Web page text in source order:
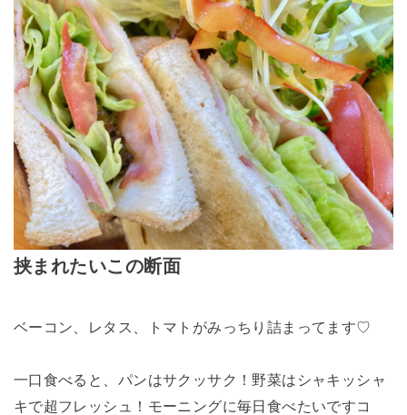
挟まれたいこの断面
ベーコン、レタス、トマトがみっちり詰まってます♡
一口食べると、パンはサクッサク！野菜はシャキッシャ
キで超フレッシュ！モーニングに毎日食べたいですコ